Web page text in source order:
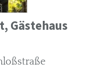
Gästehaus